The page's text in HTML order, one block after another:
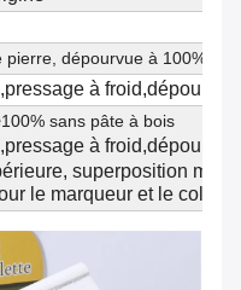
pierre, dépourvue à 100% de
pressage à froid,dépourvu
100% sans pâte à bois
pressage à froid,dépourvu
superposition
le marqueur et le